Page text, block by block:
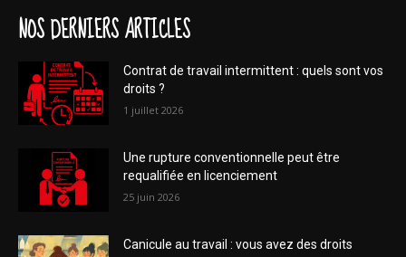
NOS DERNIERS ARTICLES
Contrat de travail intermittent : quels sont vos
droits ?
1 juillet 2026
Une rupture conventionnelle peut être
requalifiée en licenciement
25 juin 2026
Canicule au travail : vous avez des droits